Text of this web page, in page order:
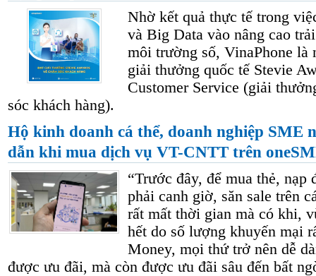
Nhờ kết quả thực tế trong
và Big Data vào nâng cao
môi trường số, VinaPhone là
giải thưởng quốc tế Stevie
Customer Service (giải
sóc khách hàng).
Hộ kinh doanh cá thể, doanh nghiệp SME
dẫn khi mua dịch vụ VT-CNTT trên
“Trước đây, để mua thẻ,
phải canh giờ, săn sale trên
rất mất thời gian mà có khi,
hết do số lượng khuyến mại
Money, mọi thứ trở nên dễ
được ưu đãi, mà còn được ưu đãi sâu đến bất